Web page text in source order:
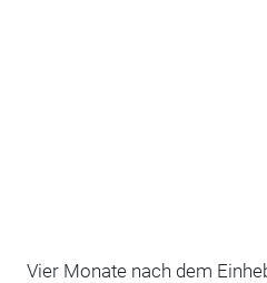
Vier Monate nach dem